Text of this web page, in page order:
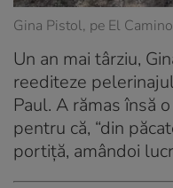
Gina Pistol, pe El
Un an mai târziu,
reediteze
Paul. A rămas însă
pentru că, “din
portiță, amândoi